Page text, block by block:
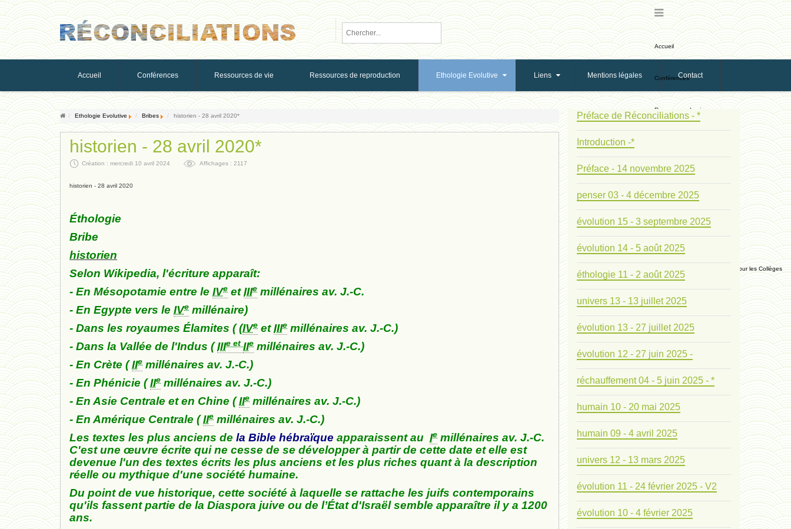
Accueil Conférences Ressources de vie Ressources de reproduction Ethologie Evolutive Liens Mentions légales Contact
Accueil
Conférences
Ressources de vie
Ethologie Evolutive
Manuel Universel d'Ethologie pour les Collèges
Journal
Liens
Mentions légales
Contact
Ethologie Evolutive Bribes historien - 28 avril 2020*
historien - 28 avril 2020*
Création : mercredi 10 avril 2024 Affichages : 2117
historien - 28 avril 2020
Éthologie
Bribe
historien
Selon Wikipedia, l'écriture apparaît:
- En Mésopotamie entre le IVe etIIIe millénaires av. J.-C.
- En Egypte vers le IVe millénaire)
- Dans les royaumes Élamites ( (IVe etIIIe millénaires av. J.-C.)
- Dans la Vallée de l'Indus ( IIIe et IIe millénaires av. J.-C.)
- En Crète ( IIe millénaires av. J.-C.)
- En Phénicie ( IIe millénaires av. J.-C.)
- En Asie Centrale et en Chine ( IIe millénaires av. J.-C.)
- En Amérique Centrale ( IIe millénaires av. J.-C.)
Les textes les plus anciens de la Bible hébraïque apparaissent au Ie millénaires av. J.-C.
C'est une œuvre écrite qui ne cesse de se développer à partir de cette date et elle est
devenue l'un des textes écrits les plus anciens et les plus riches quant à la description
réelle ou mythique d'une société humaine.
Du point de vue historique, cette société à laquelle se rattache les juifs contemporains
qu'ils fassent partie de la Diaspora juive ou de l’État d'Israël semble apparaître il y a 1200
ans.
Préface de Réconciliations - *
Introduction -*
Préface - 14 novembre 2025
penser 03 - 4 décembre 2025
évolution 15 - 3 septembre 2025
évolution 14 - 5 août 2025
éthologie 11 - 2 août 2025
univers 13 - 13 juillet 2025
évolution 13 - 27 juillet 2025
évolution 12 - 27 juin 2025 -
réchauffement 04 - 5 juin 2025 - *
humain 10 - 20 mai 2025
humain 09 - 4 avril 2025
univers 12 - 13 mars 2025
évolution 11 - 24 février 2025 - V2
évolution 10 - 4 février 2025